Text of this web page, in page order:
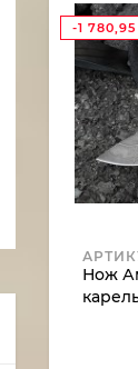
-1 780,95
Нож